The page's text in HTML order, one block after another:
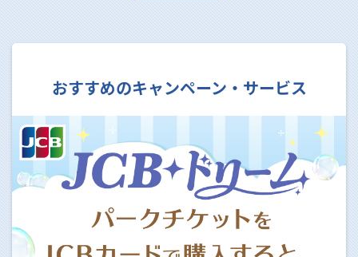
おすすめのキャンペーン・サービス